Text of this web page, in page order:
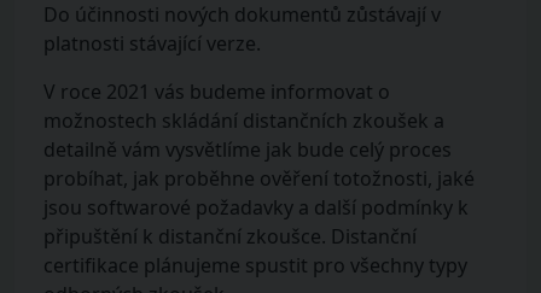
Do účinnosti nových dokumentů zůstávají v
platnosti stávající verze.
V roce 2021 vás budeme informovat o
možnostech skládání distančních zkoušek a
detailně vám vysvětlíme jak bude celý proces
probíhat, jak proběhne ověření totožnosti, jaké
jsou softwarové požadavky a další podmínky k
připuštění k distanční zkoušce. Distanční
certifikace plánujeme spustit pro všechny typy